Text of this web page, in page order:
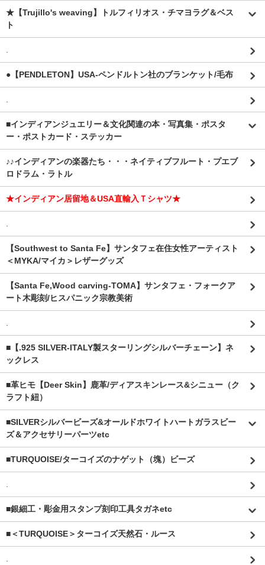
★【Trujillo's weaving】トルフィリオス・チマヨラグ＆ベス
ト
●【PENDLETON】USA-ペンドルトン社のブランケット/毛布
■インディアンジュエリー＆文化関連の本・写真集・ポスタ
ー・ポストカード・ステッカー
♪♪インディアンの楽器たち・・・ネイティブフルート・プエブ
ロドラム・ラトル
★インディアン居留地＆USA直輸入Ｔシャツ★
【Southwest to Santa Fe】サンタフェ在住女性アーティスト
＜MYKA/マイカ＞レザーグッズ
【Santa Fe,Wood carving-TOMA】サンタフェ・フォークア
ート木彫刻/ヒスパニック宗教美術
■【.925 SILVER-ITALY製スターリングシルバーチェーン】ネ
ックレス
■革ヒモ【Deer Skin】鹿革/ディアスキンレース&シニュー（ク
ラフト紐）
■SILVERシルバービーズ&オールドホワイトハートガラスビー
ズ＆アクセサリーパーツetc
■TURQUOISE/ターコイズのナゲット（塊）ビーズ
■銀細工・彫金用スタンプ刻印工具タガネetc
■＜TURQUOISE＞ターコイズ天然石・ルース